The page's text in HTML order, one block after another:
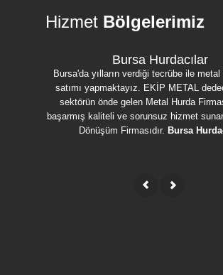
Hizmet Bölgelerimiz
Bursa Hurdacılar
Bursa'da yılların verdiği tecrübe ile metal
satımı yapmaktayız. EKİP METAL
sektörün önde gelen Metal Hurda
başarmış kaliteli ve sorunsuz hizmet
Dönüşüm Firmasıdır. Bursa